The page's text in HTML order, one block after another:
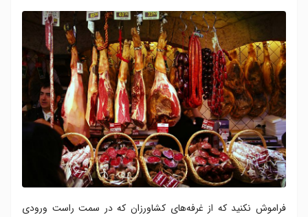
فراموش نکنید که از غرفه‌های کشاورزان که در سمت راست ورودی